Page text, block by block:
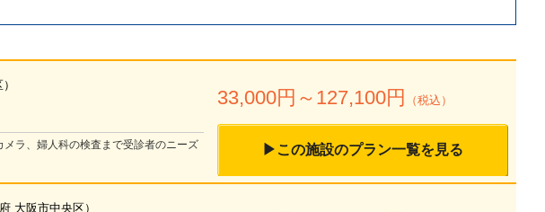
）
ラ、婦人科の検査まで受診者のニーズ
33,000円～ 127,100円 （税込）
▶この施設のプラン一覧を見る
大阪市中央区）